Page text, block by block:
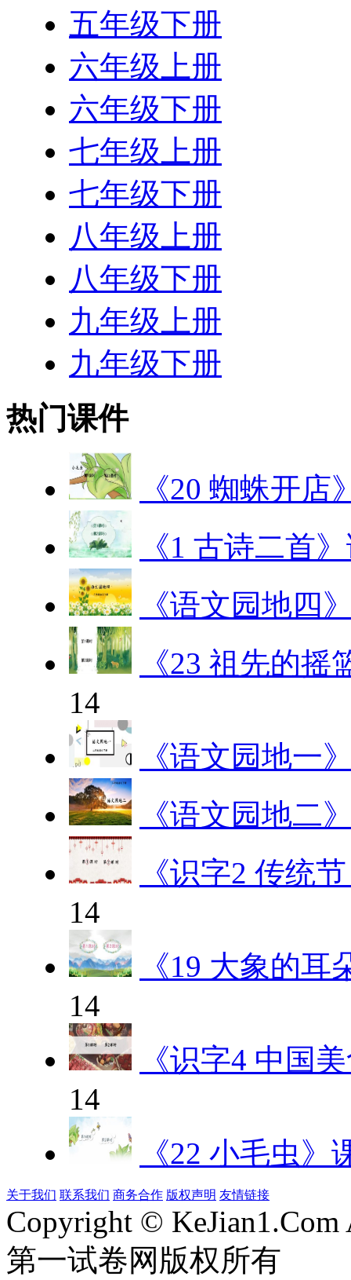
五年级下册
六年级上册
六年级下册
七年级上册
七年级下册
八年级上册
八年级下册
九年级上册
九年级下册
热门课件
《20 蜘蛛开店
《1 古诗二首
《语文园地四
《23 祖先的摇
14
《语文园地一
《语文园地二
《识字2 传统
14
《19 大象的耳
14
《识字4 中国
14
《22 小毛虫》
关于我们 联系我们 商务合作 版权声明 友情链接
Copyright © KeJian1.Com
第一试卷网版权所有